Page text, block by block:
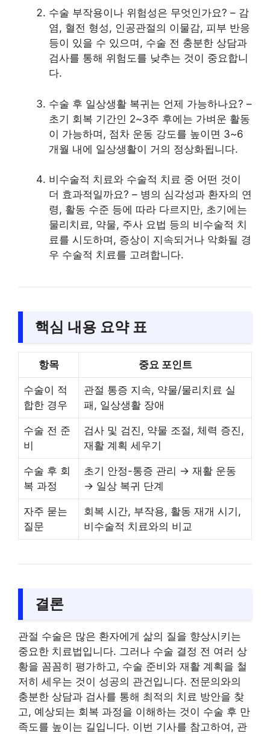
수술 부작용이나 위험성은 무엇인가요? – 감
염, 혈전 형성, 인공관절의 이물감, 피부 반응
등이 있을 수 있으며, 수술 전 충분한 상담과
검사를 통해 위험도를 낮추는 것이 중요합니
다.
수술 후 일상생활 복귀는 언제 가능하나요? –
초기 회복 기간인 2~3주 후에는 가벼운 활동
이 가능하며, 점차 운동 강도를 높이면 3~6
개월 내에 일상생활이 거의 정상화됩니다.
비수술적 치료와 수술적 치료 중 어떤 것이
더 효과적일까요? – 병의 심각성과 환자의 연
령, 활동 수준 등에 따라 다르지만, 초기에는
물리치료, 약물, 주사 요법 등의 비수술적 치
료를 시도하며, 증상이 지속되거나 악화될 경
우 수술적 치료를 고려합니다.
핵심 내용 요약 표
항목 중요 포인트
수술이 적
합한 경우
관절 통증 지속, 약물/물리치료 실
패, 일상생활 장애
수술 전 준
비
검사 및 검진, 약물 조절, 체력 증진,
재활 계획 세우기
수술 후 회
복 과정
초기 안정-통증 관리 → 재활 운동
→ 일상 복귀 단계
자주 묻는
질문
회복 시간, 부작용, 활동 재개 시기,
비수술적 치료와의 비교
결론
관절 수술은 많은 환자에게 삶의 질을 향상시키는
중요한 치료법입니다. 그러나 수술 결정 전 여러 상
황을 꼼꼼히 평가하고, 수술 준비와 재활 계획을 철
저히 세우는 것이 성공의 관건입니다. 전문의와의
충분한 상담과 검사를 통해 최적의 치료 방안을 찾
고, 예상되는 회복 과정을 이해하는 것이 수술 후 만
족도를 높이는 길입니다. 이번 기사를 참고하여, 관